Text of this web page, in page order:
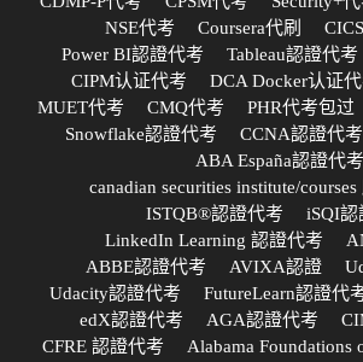
NSE代考
Coursera代刷
Power BI認證代考
Tableau認證代考
CIPM认证代考
DCA Docker认证
MUET代考
CMQ代考 PHR代考包过
Snowflake認證代考
CCNA認證代考
ABA España認證代考
canadian securities institute/
ISTQB®認證代考
iSQI認
LinkedIn Learning 認證代考
ABBE認證代考
AVIXA認證
Udacity認證代考
FutureLearn認證代
edX認證代考
AGA認證代考
CFRE 認證代考
Alabama Foundations